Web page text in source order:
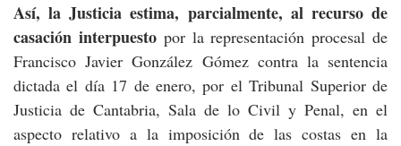
Así, la Justicia estima, parcialmente, al recurso de
casación interpuestopor la representación procesal de
Francisco Javier González Gómez contra la sentencia
dictada el día 17 de enero, por el Tribunal Superior de
Justicia de Cantabria, Sala de lo Civil y Penal, en el
aspecto relativo a la imposición de las costas en la